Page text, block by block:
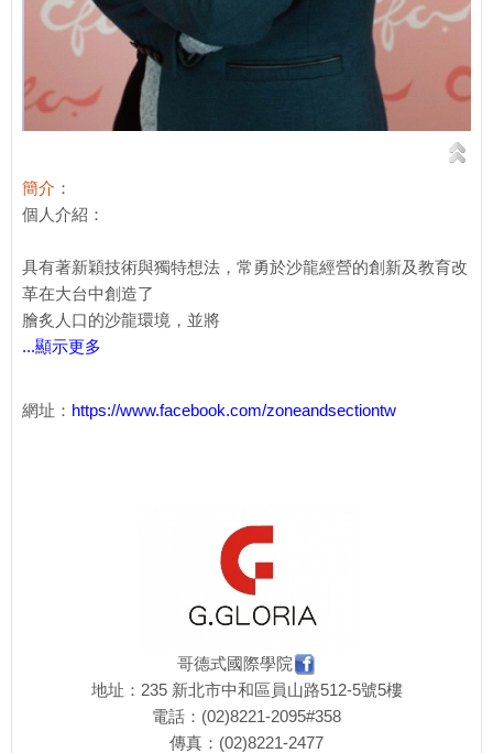
簡介 ：
個人介紹：
具有著新穎技術與獨特想法，常勇於沙龍經營的創新及教育改
革在大台中創造了
膾炙人口的沙龍環境，並將
...顯示更多
網址： https://www.facebook.com/zoneandsectiontw
哥德式國際學院
地址：235 新北市中和區員山路512-5號5樓
電話：(02)8221-2095#358
傳真：(02)8221-2477